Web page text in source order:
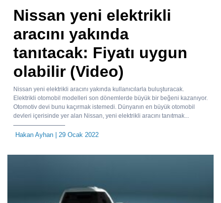
Nissan yeni elektrikli
aracını yakında
tanıtacak: Fiyatı uygun
olabilir (Video)
Nissan yeni elektrikli aracını yakında kullanıcılarla buluşturacak.
Elektrikli otomobil modelleri son dönemlerde büyük bir beğeni kazanıyor.
Otomotiv devi bunu kaçırmak istemedi. Dünyanın en büyük otomobil
devleri içerisinde yer alan Nissan, yeni elektrikli aracını tanıtmak...
Hakan Ayhan | 29 Ocak 2022